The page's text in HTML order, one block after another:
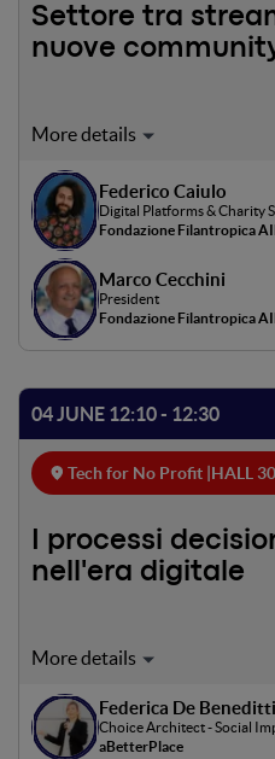
Settore tra
nuove
L’intervento esplora come
coinvolgimento delle
leva di awareness e
pubblici nuovi e interattivi,
contenuti con creator e
sperimentali e casi concreti.
Federico Caiulo
Digital Platforms & Charity
Fondazione Filantropica
Marco Cecchini
President
Fondazione Filantropica
04 JUNE 12:10 - 12:30
Tech for No Profit | HALL
I processi
nell'era digitale
Le buone motivazioni a
continue proposte che
automatiche e poco
Federica De
Choice Architect - Social
aBetterPlace